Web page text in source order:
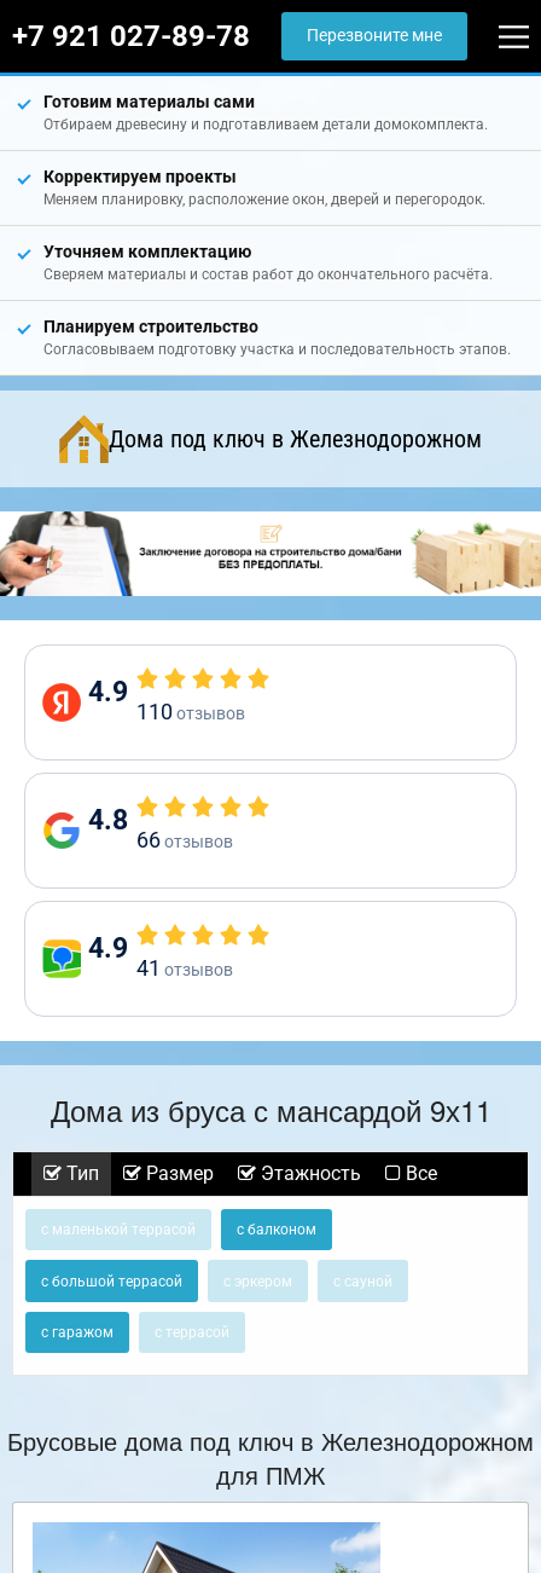
+7 921 027-89-78 Перезвоните мне
Готовим материалы сами
Отбираем древесину и подготавливаем детали домокомплекта.
Корректируем проекты
Меняем планировку, расположение окон, дверей и перегородок.
Уточняем комплектацию
Сверяем материалы и состав работ до окончательного расчёта.
Планируем строительство
Согласовываем подготовку участка и последовательность этапов.
Дома под ключ в Железнодорожном
4.9
110отзывов
4.8
66отзывов
4.9
41 отзывов
Дома из бруса с мансардой 9х11
Тип Размер Этажность Все
с маленькой террасой с балконом
с большой террасой с эркером с сауной
с гаражом с террасой
Брусовые дома под ключ в Железнодорожном
для ПМЖ